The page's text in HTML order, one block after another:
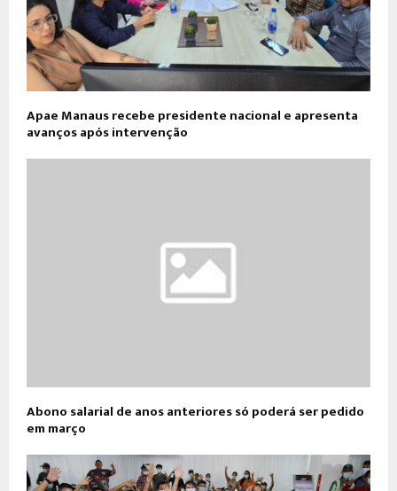
Apae Manaus recebe presidente nacional e apresenta
avanços após intervenção
Abono salarial de anos anteriores só poderá ser pedido
em março